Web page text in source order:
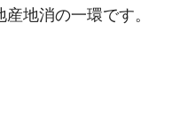
地消の一環です。